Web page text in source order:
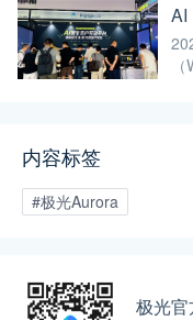
企
重
内容标签
#极光Aurora
极光